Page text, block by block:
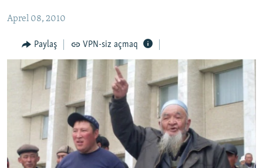
QANUNI DOĞRU
ARAŞDIRMA
MULTIMEDIA
FOTOQALEREYA
KARIKATURA
RADIO ARXIV
OXU ZALI
AZƏRBAYCAN ƏDƏBIYYATI KITABXANASI
İSLAM VƏ DEMOKRATIYA
HAQQIMIZDA
PEŞƏ ETIKASI VƏ JURNALISTIKA STANDARTLARIMIZ
BIZI IZLƏ
Aprel 08, 2010
Paylaş VPN-siz açmaq